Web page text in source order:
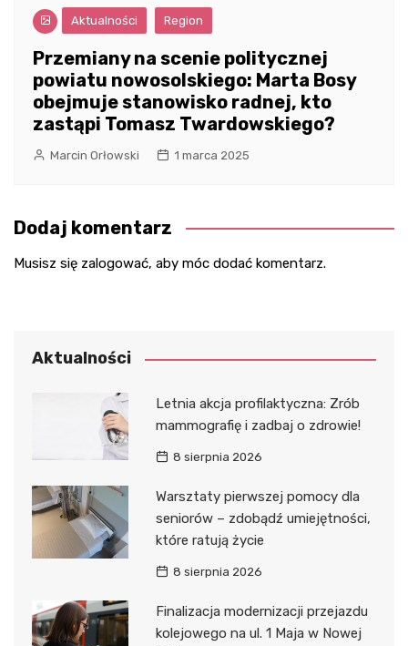
Aktualności Region
Przemiany na scenie politycznej
powiatu nowosolskiego: Marta Bosy
obejmuje stanowisko radnej, kto
zastąpi Tomasz Twardowskiego?
Marcin Orłowski 1 marca 2025
Dodaj komentarz
Musisz się zalogować, aby móc dodać komentarz.
Aktualności
Letnia akcja profilaktyczna: Zrób
mammografię i zadbaj o zdrowie!
8 sierpnia 2026
Warsztaty pierwszej pomocy dla
seniorów – zdobądź umiejętności,
które ratują życie
8 sierpnia 2026
Finalizacja modernizacji przejazdu
kolejowego na ul. 1 Maja w Nowej